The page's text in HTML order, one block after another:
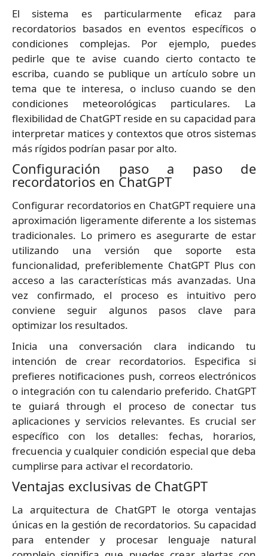
El sistema es particularmente eficaz para
recordatorios basados en eventos específicos o
condiciones complejas. Por ejemplo, puedes
pedirle que te avise cuando cierto contacto te
escriba, cuando se publique un artículo sobre un
tema que te interesa, o incluso cuando se den
condiciones meteorológicas particulares. La
flexibilidad de ChatGPT reside en su capacidad para
interpretar matices y contextos que otros sistemas
más rígidos podrían pasar por alto.
Configuración paso a paso de
recordatorios en ChatGPT
Configurar recordatorios en ChatGPT requiere una
aproximación ligeramente diferente a los sistemas
tradicionales. Lo primero es asegurarte de estar
utilizando una versión que soporte esta
funcionalidad, preferiblemente ChatGPT Plus con
acceso a las características más avanzadas. Una
vez confirmado, el proceso es intuitivo pero
conviene seguir algunos pasos clave para
optimizar los resultados.
Inicia una conversación clara indicando tu
intención de crear recordatorios. Especifica si
prefieres notificaciones push, correos electrónicos
o integración con tu calendario preferido. ChatGPT
te guiará through el proceso de conectar tus
aplicaciones y servicios relevantes. Es crucial ser
específico con los detalles: fechas, horarios,
frecuencia y cualquier condición especial que deba
cumplirse para activar el recordatorio.
Ventajas exclusivas de ChatGPT
La arquitectura de ChatGPT le otorga ventajas
únicas en la gestión de recordatorios. Su capacidad
para entender y procesar lenguaje natural